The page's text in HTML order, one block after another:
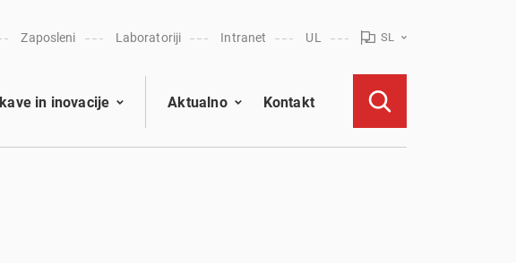
Zaposleni Laboratoriji Intranet UL SL
in inovacije Aktualno Kontakt